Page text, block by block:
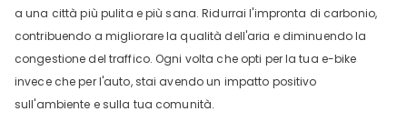
a una città più pulita e più sana. Ridurrai l'impronta di carbonio,
contribuendo a migliorare la qualità dell'aria e diminuendo la
congestione del traffico. Ogni volta che opti per la tua e-bike
invece che per l'auto, stai avendo un impatto positivo
sull'ambiente e sulla tua comunità.